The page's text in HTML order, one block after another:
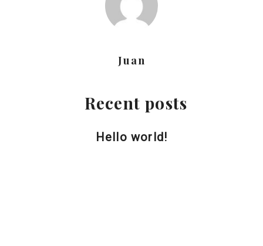
Juan
Recent posts
Hello world!